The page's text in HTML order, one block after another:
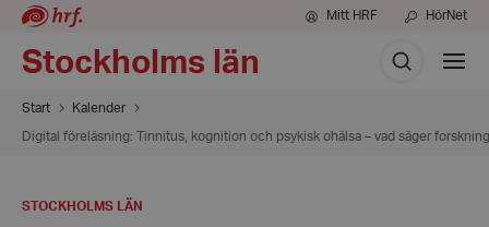
Mitt HRF HörNet
Stockholms län Sök
Visa
meny
Start Kalender
Digital föreläsning: Tinnitus, kognition och psykisk ohälsa – vad säger
PLATS:
STOCKHOLMS LÄN